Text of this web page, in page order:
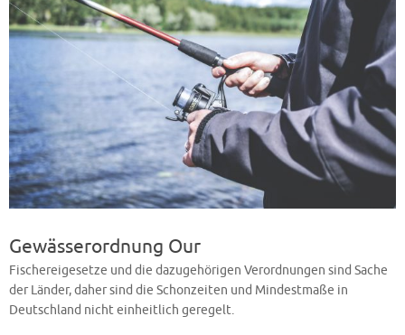
Gewässerordnung Our
Fischereigesetze und die dazugehörigen Verordnungen sind Sache
der Länder, daher sind die Schonzeiten und Mindestmaße in
Deutschland nicht einheitlich geregelt.